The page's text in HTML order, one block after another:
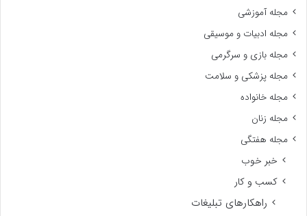
مجله آموزشی
مجله ادبیات و موسیقی
مجله بازی و سرگرمی
مجله پزشکی و سلامت
مجله خانواده
مجله زنان
مجله هفتگی
خبر خوب
کسب و کار
راهکارهای تبلیغات